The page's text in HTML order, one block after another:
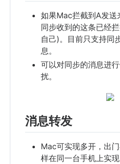
如果Mac拦截到A发送
同步收到的这条已经
自己)。目前只支持同
息。
可以对同步的消息进
扰。
消息转发
Mac可实现多开，出
样在同一台手机上实